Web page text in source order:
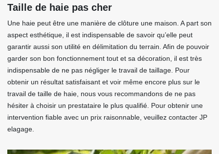
Taille de haie pas cher
Une haie peut être une manière de clôture une maison. A part son
aspect esthétique, il est indispensable de savoir qu’elle peut
garantir aussi son utilité en délimitation du terrain. Afin de pouvoir
garder son bon fonctionnement tout et sa décoration, il est très
indispensable de ne pas négliger le travail de taillage. Pour
obtenir un résultat satisfaisant et voir même encore plus sur le
travail de taille de haie, nous vous recommandons de ne pas
hésiter à choisir un prestataire le plus qualifié. Pour obtenir une
intervention fiable avec un prix raisonnable, veuillez contacter JP
elagage.